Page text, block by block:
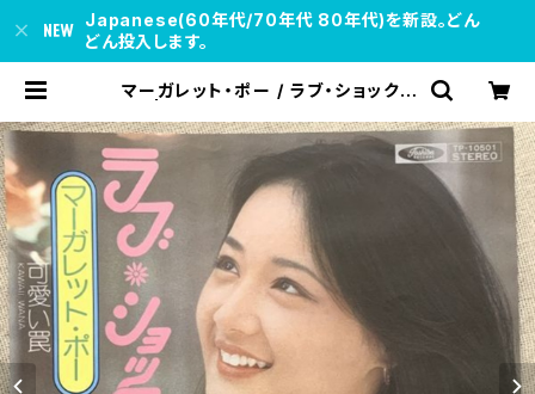
Japanese(60年代/70年代 80年代)を新設。どん
どん投入します。
マーガレット・ポー / ラブ・ショック!!